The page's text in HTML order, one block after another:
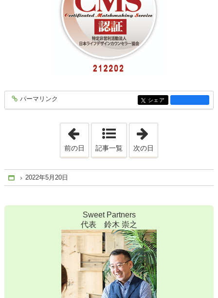
entry1988
パーマリンク entry1988
シェア
「2022年5月18日」
前の日 記事一覧 次の日
Home
2022年5月20日
Sweet Partners
代表 鈴木 崇之